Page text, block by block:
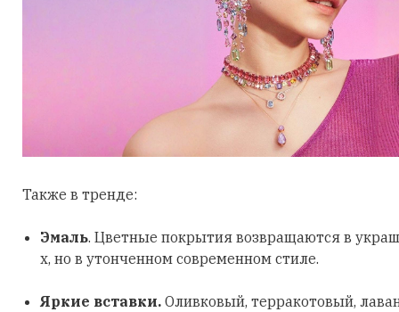
Также в тренде:
Эмаль. Цветные покрытия возвращаются в
х, но в утонченном современном стиле.
Яркие вставки. Оливковый, терракотовый,